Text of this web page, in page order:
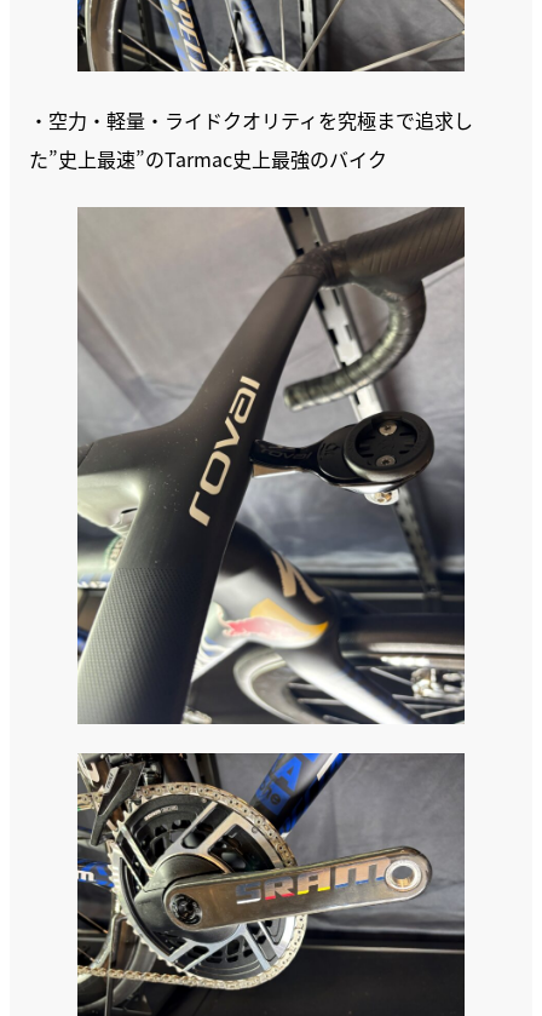
・空力・軽量・ライドクオリティを究極まで追求し
た”史上最速”のTarmac史上最強のバイク